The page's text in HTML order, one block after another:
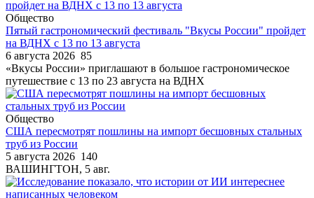
Общество
Пятый гастрономический фестиваль "Вкусы России" пройдет
на ВДНХ с 13 по 13 августа
6 августа 2026 85
«Вкусы России» приглашают в большое гастрономическое
путешествие с 13 по 23 августа на ВДНХ
Общество
США пересмотрят пошлины на импорт бесшовных стальных
труб из России
5 августа 2026 140
ВАШИНГТОН, 5 авг.